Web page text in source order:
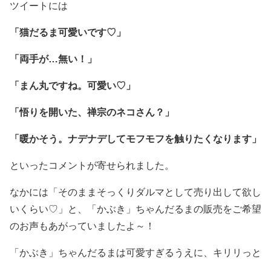
ツイートには
「猫だるま可愛いです♡」
「両手が…無い！」
「まん丸ですね。可愛い♡」
「悟りを開いた、禅宗のネコさん？」
「暖かそう。ナデナデしてモフモフを触りたくなります」
といったコメントが寄せられました。
なかには「そのままそっくりダルマとして売り出して欲し
いくらい♡」と、「かぶき」ちゃんだるまの販売をご希望
のお声もあがっていましたよ～！
「かぶき」ちゃんだるまは可愛すぎるうえに、キリリっと